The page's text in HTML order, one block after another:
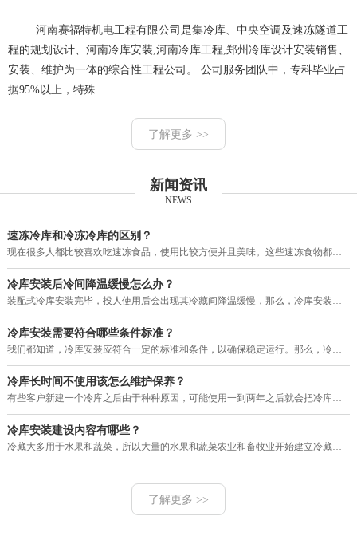
河南赛福特机电工程有限公司是集冷库、中央空调及速冻隧道工
程的规划设计、河南冷库安装,河南冷库工程,郑州冷库设计安装销售、
安装、维护为一体的综合性工程公司。 公司服务团队中，专科毕业占
据95%以上，特殊…...
了解更多 >>
新闻资讯
NEWS
速冻冷库和冷冻冷库的区别？
现在很多人都比较喜欢吃速冻食品，使用比较方便并且美味。这些速冻食物都需要用冷库进行保存，目前市场上的冷库有速冻冷库和冷冻
冷库安装后冷间降温缓慢怎么办？
装配式冷库安装完毕，投人使用后会出现其冷藏间降温缓慢，那么，冷库安装后冷间降温缓慢怎么办？其大致故障原因和排除方法如下。
冷库安装需要符合哪些条件标准？
我们都知道，冷库安装应符合一定的标准和条件，以确保稳定运行。那么，冷库安装需要符合哪些条件标准？下面就由河南赛福特机电工
冷库长时间不使用该怎么维护保养？
有些客户新建一个冷库之后由于种种原因，可能使用一到两年之后就会把冷库暂停使用一段很长的时间，那么，我们的冷库长时间不使用
冷库安装建设内容有哪些？
冷藏大多用于水果和蔬菜，所以大量的水果和蔬菜农业和畜牧业开始建立冷藏。现在的冷库建设，设计理念多变，工艺也改进了很多，配
了解更多 >>